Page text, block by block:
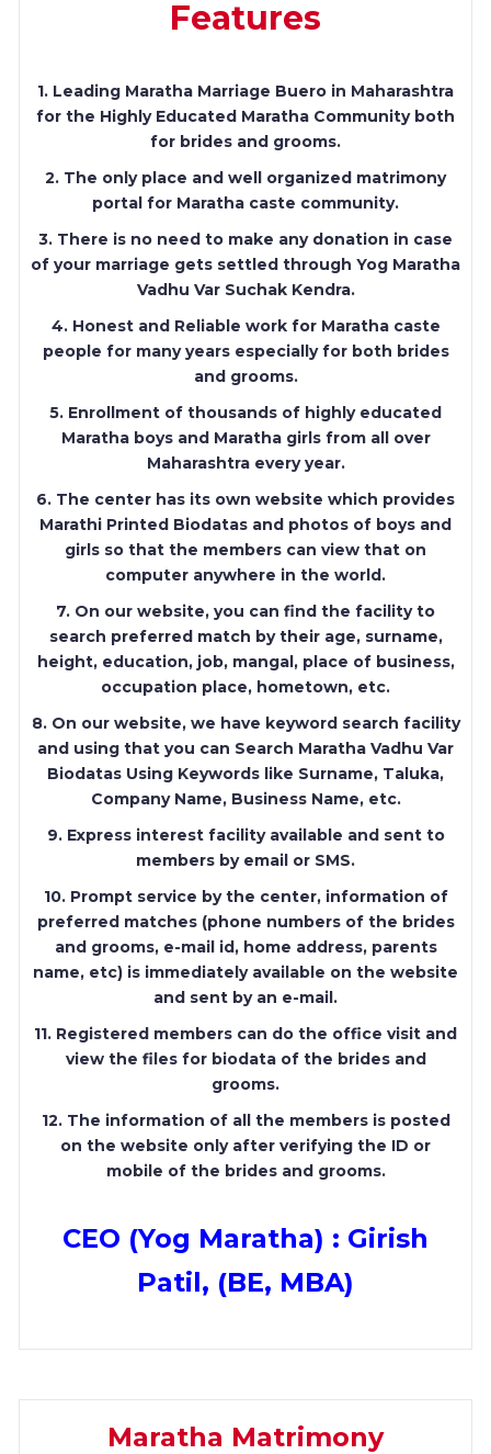
Features
1. Leading Maratha Marriage Buero in Maharashtra
for the Highly Educated Maratha Community both
for brides and grooms.
2. The only place and well organized matrimony
portal for Maratha caste community.
3. There is no need to make any donation in case
of your marriage gets settled through Yog Maratha
Vadhu Var Suchak Kendra.
4. Honest and Reliable work for Maratha caste
people for many years especially for both brides
and grooms.
5. Enrollment of thousands of highly educated
Maratha boys and Maratha girls from all over
Maharashtra every year.
6. The center has its own website which provides
Marathi Printed Biodatas and photos of boys and
girls so that the members can view that on
computer anywhere in the world.
7. On our website, you can find the facility to
search preferred match by their age, surname,
height, education, job, mangal, place of business,
occupation place, hometown, etc.
8. On our website, we have keyword search facility
and using that you can Search Maratha Vadhu Var
Biodatas Using Keywords like Surname, Taluka,
Company Name, Business Name, etc.
9. Express interest facility available and sent to
members by email or SMS.
10. Prompt service by the center, information of
preferred matches (phone numbers of the brides
and grooms, e-mail id, home address, parents
name, etc) is immediately available on the website
and sent by an e-mail.
11. Registered members can do the office visit and
view the files for biodata of the brides and
grooms.
12. The information of all the members is posted
on the website only after verifying the ID or
mobile of the brides and grooms.
CEO (Yog Maratha) : Girish
Patil, (BE, MBA)
Maratha Matrimony